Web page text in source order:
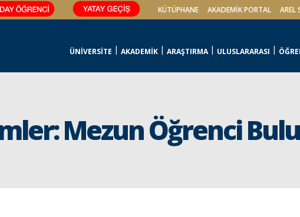
KÜTÜPHANE AKADEMİK PORTAL AREL
ÜNİVERSİTE AKADEMİK ARAŞTIRMA ULUSLARARASI
Mezun Öğrenci